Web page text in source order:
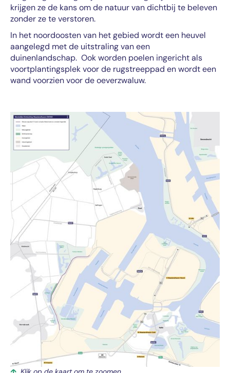
krijgen ze de kans om de natuur van dichtbij te beleven
zonder ze te verstoren.
In het noordoosten van het gebied wordt een heuvel
aangelegd met de uitstraling van een
duinenlandschap. Ook worden poelen ingericht als
voortplantingsplek voor de rugstreeppad en wordt een
wand voorzien voor de oeverzwaluw.